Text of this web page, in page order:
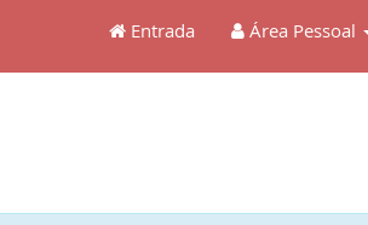
Entrada Área Pessoal